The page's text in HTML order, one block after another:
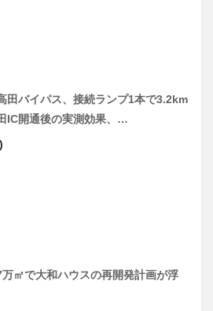
田バイパス、接続ランプ1本で3.2km
IC開通後の実測効果、…
㎡で大和ハウスの再開発計画が浮